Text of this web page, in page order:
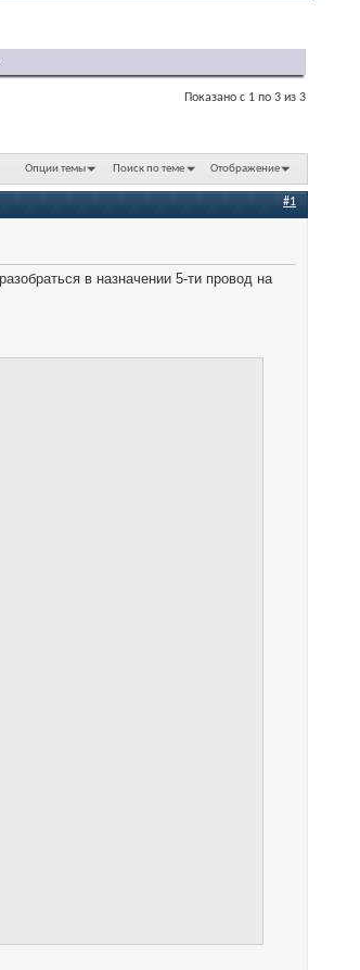
Показано с 1 по 3 из 3
Опции темы Поиск по теме Отображение
#1
в назначении 5-ти провод на